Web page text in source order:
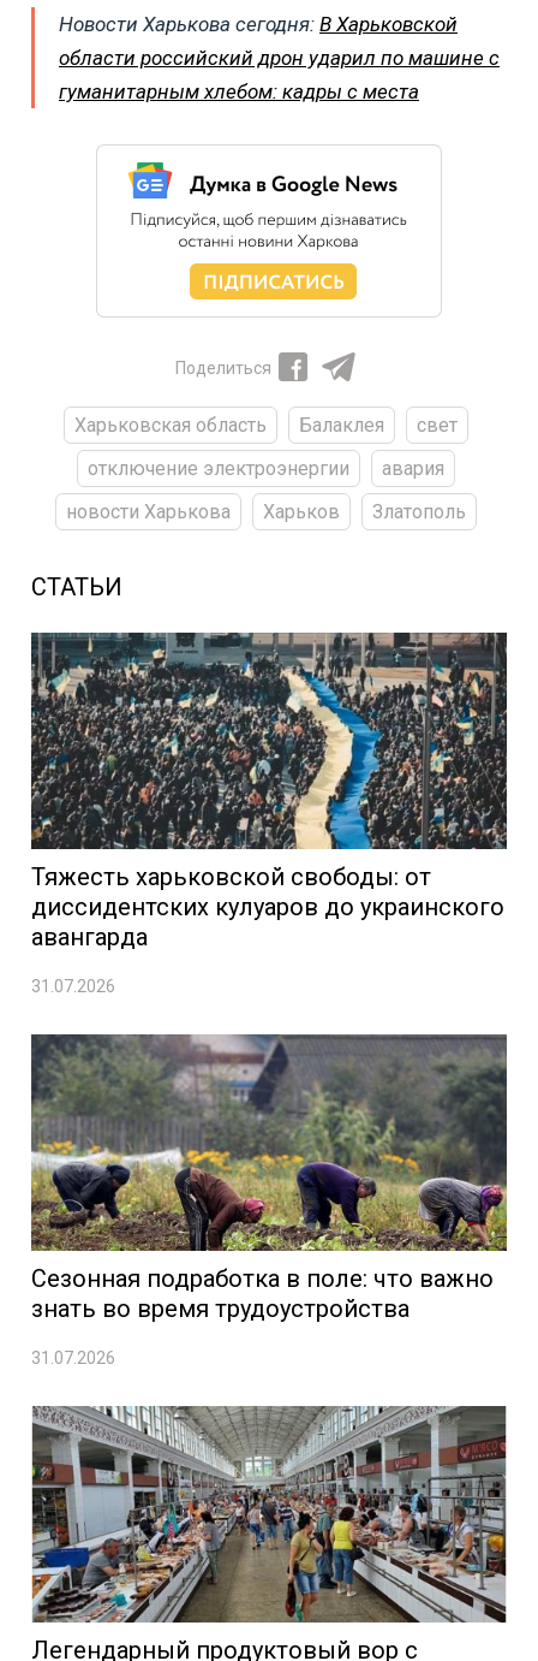
Новости Харькова сегодня: В Харьковской
области российский дрон ударил по машине с
гуманитарным хлебом: кадры с места
Поделиться
Харьковская область Балаклея
свет
отключение электроэнергии
авария
новости Харькова
Харьков Златополь
СТАТЬИ
Тяжесть харьковской свободы: от
диссидентских кулуаров до украинского
авангарда
31.07.2026
Сезонная подработка в поле: что важно
знать во время трудоустройства
31.07.2026
Легендарный продуктовый вор с